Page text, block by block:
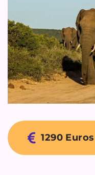
1290 Euros